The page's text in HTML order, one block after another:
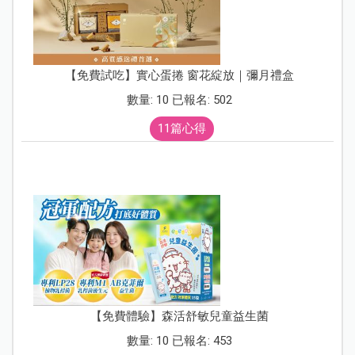
【免費試吃】實心蛋捲 窗花綻放｜彌月禮盒
數量: 10 已報名: 502
11篇心得
【免費體驗】森活舒敏兒童益生菌
數量: 10 已報名: 453